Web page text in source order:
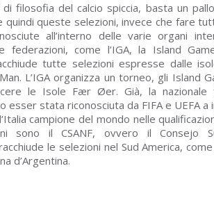
di filosofia del calcio spiccia, basta un
queste selezioni, invece che fare
all’interno delle varie organi
federazioni, come l’IGA, la Island
tutte selezioni espresse dalle
L’IGA organizza un torneo, gli Island
le Isole Fær Øer. Già, la nazionale
esser stata riconosciuta da FIFA e UEFA a
campione del mondo nelle
sono il CSANF, ovvero il Consejo
le selezioni nel Sud America, come
d’Argentina.